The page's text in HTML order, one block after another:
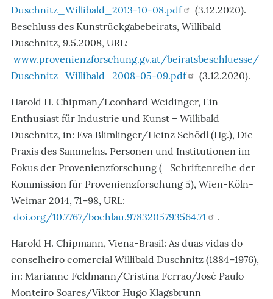
Duschnitz_Willibald_2013-10-08.pdf
(3.12.2020).
Beschluss des Kunstrückgabebeirats, Willibald
Duschnitz, 9.5.2008, URL:
www.provenienzforschung.gv.at/beiratsbeschluesse/
Duschnitz_Willibald_2008-05-09.pdf
(3.12.2020).
Harold H. Chipman/Leonhard Weidinger, Ein
Enthusiast für Industrie und Kunst – Willibald
Duschnitz, in: Eva Blimlinger/Heinz Schödl (Hg.), Die
Praxis des Sammelns. Personen und Institutionen im
Fokus der Provenienzforschung (= Schriftenreihe der
Kommission für Provenienzforschung 5), Wien-Köln-
Weimar 2014, 71–98, URL:
doi.org/10.7767/boehlau.9783205793564.71
.
Harold H. Chipmann, Viena-Brasil: As duas vidas do
conselheiro comercial Willibald Duschnitz (1884–1976),
in: Marianne Feldmann/Cristina Ferrao/José Paulo
Monteiro Soares/Viktor Hugo Klagsbrunn